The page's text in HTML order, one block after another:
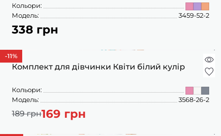
Кольори:
Модель:
3459-52-2
338 грн
-11%
Комплект для дівчинки Квіти білий кулір
Кольори:
Модель:
3568-26-2
189 грн169 грн